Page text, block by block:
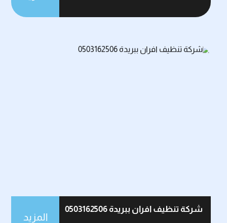
شركة تنظيف افران ببريدة 0503162506
المزيد